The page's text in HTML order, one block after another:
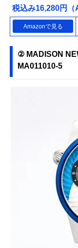
税込み16,280円（
Amazonで見る
② MADISON
MA011010-5